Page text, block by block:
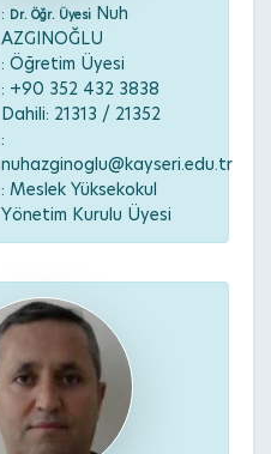
: Dr. Öğr. Üyesi Nuh
AZGINOĞLU
: Öğretim Üyesi
: +90 352 432 3838
Dahili: 21313 / 21352
:
nuhazginoglu@kayseri.edu.tr
: Meslek Yüksekokul
Yönetim Kurulu Üyesi